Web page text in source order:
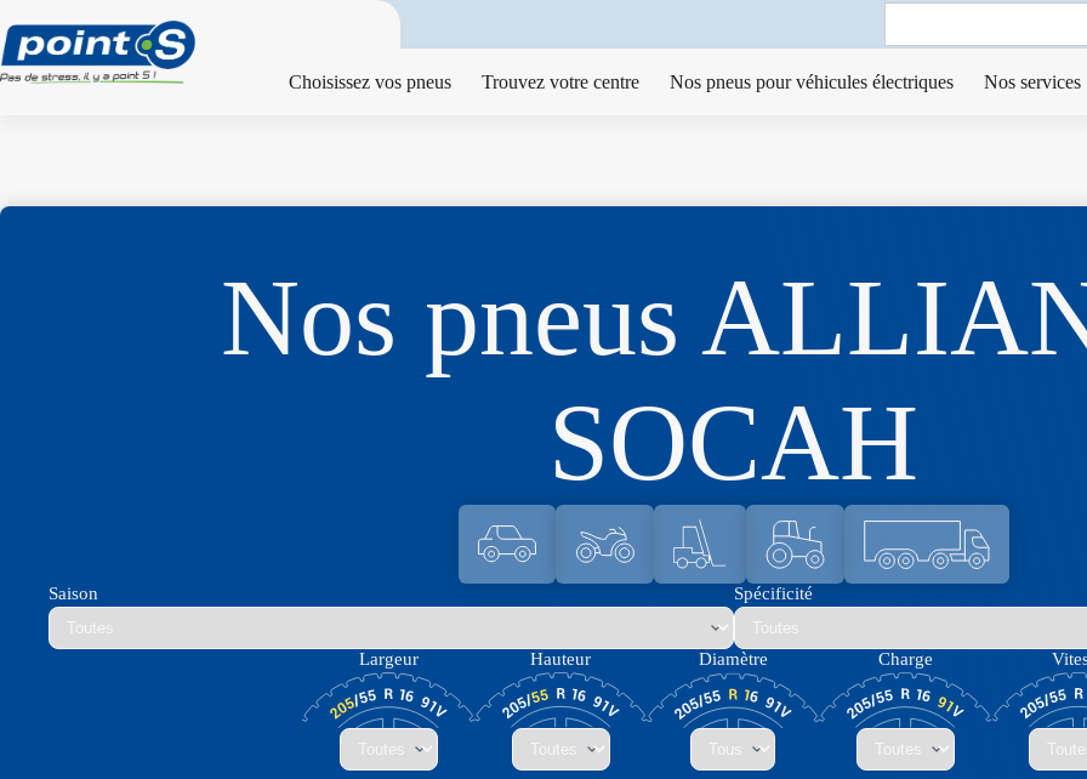
au
contenu
Search
Choisissez vos pneus Trouvez votre centre Nos pneus pour véhicules électriques Nos services
Nos pneus
SOCAH
Saison Spécificité
Largeur Hauteur Diamètre Charge